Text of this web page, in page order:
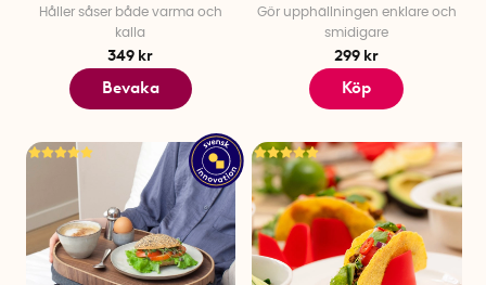
Håller såser både varma och
kalla
349 kr
Bevaka
Gör upphällningen enklare och
smidigare
299 kr
Köp